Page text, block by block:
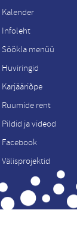
Kalender
Infoleht
Söökla menüü
Huviringid
Karjääriõpe
Ruumide rent
Pildid ja videod
Facebook
Välisprojektid